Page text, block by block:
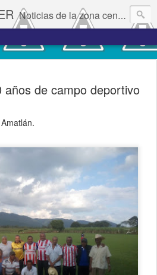
Noticias de la zona centro del estado de Veracruz.
años de campo deportivo